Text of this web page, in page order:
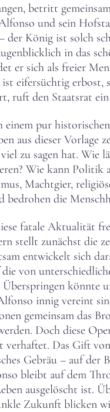
betritt
und sein
der König ist solch
in das
er sich als freier
eifersüchtig erbost,
ruft den Staatsrat
einem pur
aus dieser Vorlage
zu sagen hat. Wie
Wie kann Politik
Machtgier,
bedrohen die
fatale Aktualität
stellt zunächst die
entwickelt sich
von
könnte
innig vereint
gemeinsam das
Doch diese
verhaftet. Das Gift
Gebräu – auf der
bleibt auf dem
ausgelöscht ist.
Zukunft blicken